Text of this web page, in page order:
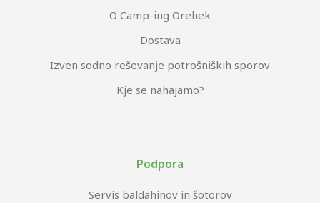
O Camp-ing Orehek
Dostava
Izven sodno reševanje potrošniških sporov
Kje se nahajamo?
Podpora
Servis baldahinov in šotorov